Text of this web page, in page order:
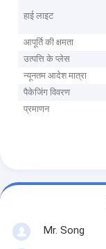
हाई लाइट
आपूर्ति की क्षमता
उत्पत्ति के प्लेस
न्यूनतम आदेश मात्रा
पैकेजिंग विवरण
प्रमाणन
Mr. Song